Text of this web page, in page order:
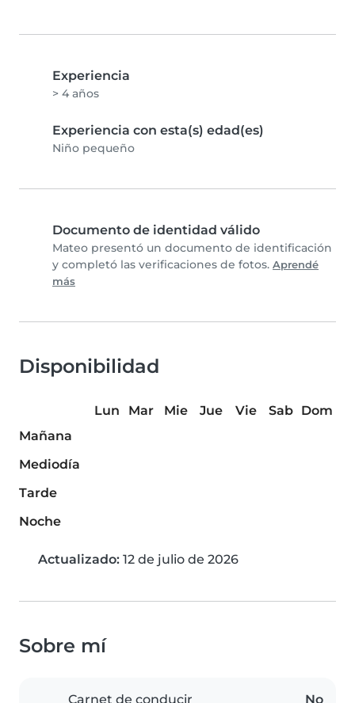
Experiencia
> 4 años
Experiencia con esta(s) edad(es)
Niño pequeño
Documento de identidad válido
Mateo presentó un documento de identificación
y completó las verificaciones de fotos. Aprendé
más
Disponibilidad
Lun Mar Mie Jue Vie Sab
Dom
Mañana
Mediodía
Tarde
Noche
Actualizado: 12 de julio de 2026
Sobre mí
Carnet de conducir No